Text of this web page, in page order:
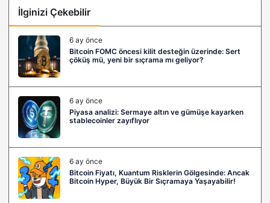
İlginizi Çekebilir
6 ay önce
Bitcoin FOMC öncesi kilit desteğin üzerinde: Sert
çöküş mü, yeni bir sıçrama mı geliyor?
6 ay önce
Piyasa analizi: Sermaye altın ve gümüşe kayarken
stablecoinler zayıflıyor
6 ay önce
Bitcoin Fiyatı, Kuantum Risklerin Gölgesinde: Ancak
Bitcoin Hyper, Büyük Bir Sıçramaya Yaşayabilir!